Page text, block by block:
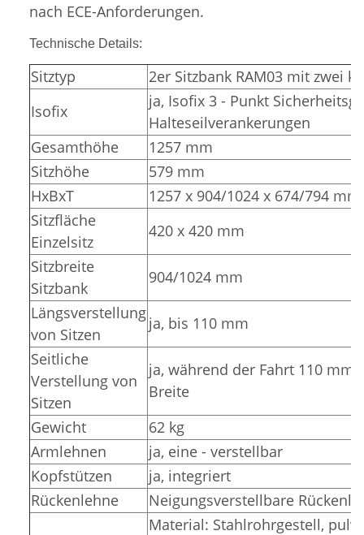
nach ECE-Anforderungen.
Technische Details:
Sitztyp
2er Sitzbank RAM03 mit zwei
Isofix
ja, Isofix 3 - Punkt
Halteseilverankerungen
Gesamthöhe
1257 mm
Sitzhöhe
579 mm
HxBxT
1257 x 904/1024 x 674/794 mm
Sitzfläche
Einzelsitz
420 x 420 mm
Sitzbreite
Sitzbank
904/1024 mm
Längsverstellung
von Sitzen
ja, bis 110 mm
Seitliche
Verstellung von
Sitzen
ja, während der Fahrt 110 mm
Breite
Gewicht
62 kg
Armlehnen
ja, eine - verstellbar
Kopfstützen
ja, integriert
Rückenlehne
Neigungsverstellbare
Material: Stahlrohrgestell,